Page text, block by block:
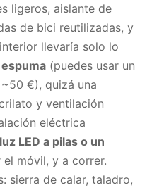
ligeros, aislante de
de bici reutilizadas, y
llevaría solo lo
(puedes usar un
€), quizá una
y ventilación
eléctrica
luz LED a pilas o un
el móvil, y a correr.
sierra de calar, taladro,